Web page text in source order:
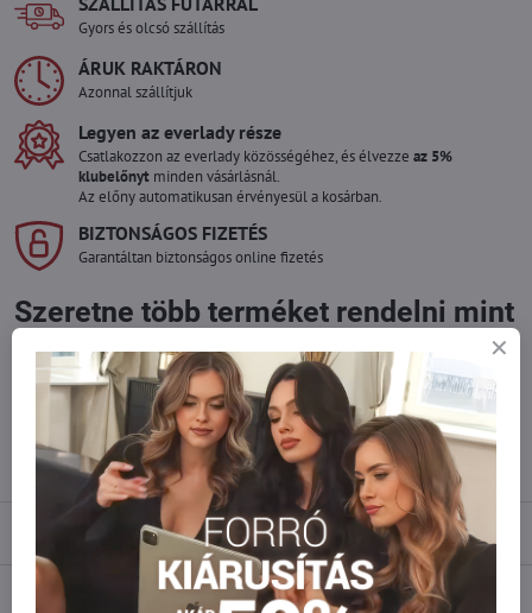
Gyors és olcsó szállítás
ÁRUK RAKTÁRON
Azonnal szállítjuk
Legyen az everlady része
Csatlakozzon az everlady közösségéhez, és élvezze az 5%
klubelőnyt minden vásárlásnál.
Az előny automatikusan érvényesül a kosárban.
BIZTONSÁGOS FIZETÉS
Garantáltan biztonságos online fizetés
Szeretne több terméket rendelni mint
amennyi raktáron van?
Ne habozzon kapcsolatba lépni velünk, raktárra szállítjuk az árut!
info​@everlady​.eu
Vélemények 0